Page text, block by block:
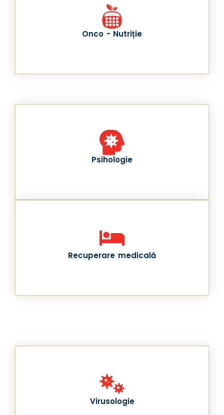
Onco - Nutriție
Psihologie
Recuperare medicală
Virusologie